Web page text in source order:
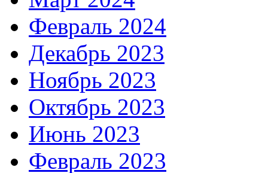
Февраль 2024
Декабрь 2023
Ноябрь 2023
Октябрь 2023
Июнь 2023
Февраль 2023